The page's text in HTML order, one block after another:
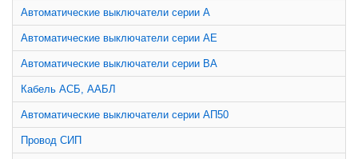
Автоматические выключатели серии А
Автоматические выключатели серии АЕ
Автоматические выключатели серии ВА
Кабель АСБ, ААБЛ
Автоматические выключатели серии АП50
Провод СИП